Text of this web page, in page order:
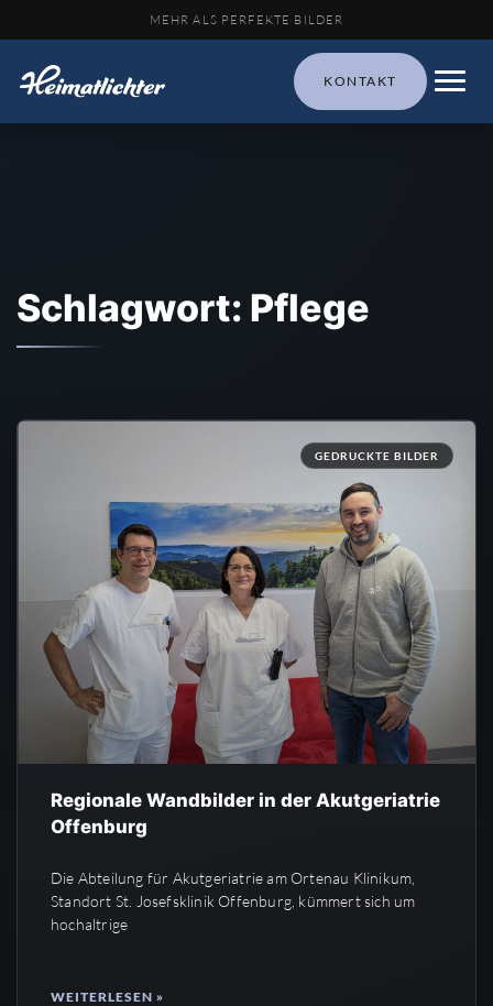
MEHR ALS PERFEKTE BILDER
KONTAKT
Schlagwort: Pflege
GEDRUCKTE BILDER
Regionale Wandbilder in der Akutgeriatrie
Offenburg
Die Abteilung für Akutgeriatrie am Ortenau Klinikum,
Standort St. Josefsklinik Offenburg, kümmert sich um
hochaltrige
WEITERLESEN »